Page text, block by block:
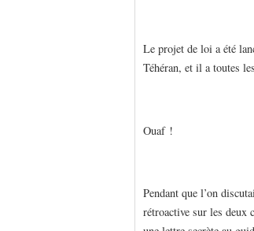
Le projet de loi a été
Téhéran, et il a toutes
Ouaf !
Pendant que l’on
rétroactive sur les deux